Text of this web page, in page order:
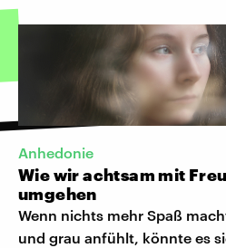
Anhedonie
Wie wir achtsam mit
umgehen
Wenn nichts mehr Spaß
und grau anfühlt, könnte es